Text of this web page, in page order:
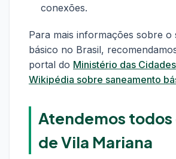
conexões.
Para mais informações sobre o
básico no Brasil,
portal do Ministério das Cidades
Wikipédia sobre saneamento
Atendemos todos
de Vila Mariana